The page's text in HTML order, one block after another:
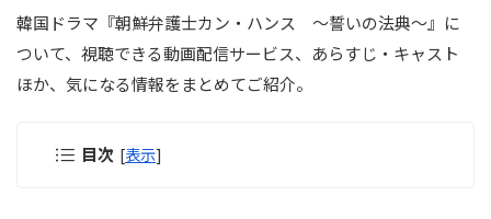
韓国ドラマ『朝鮮弁護士カン・ハンス ～誓いの法典～』に
ついて、視聴できる動画配信サービス、あらすじ・キャスト
ほか、気になる情報をまとめてご紹介。
目次 [表示]